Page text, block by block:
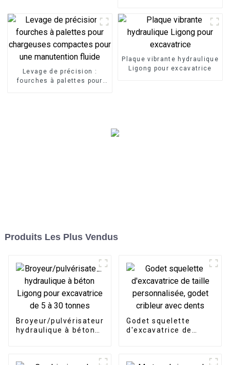
Levage de précision :
fourches à palettes pour
Plaque vibrante hydraulique
Ligong pour excavatrice
Produits Les Plus Vendus
Broyeur/pulvérisateur
hydraulique à béton
Godet squelette
d'excavatrice de